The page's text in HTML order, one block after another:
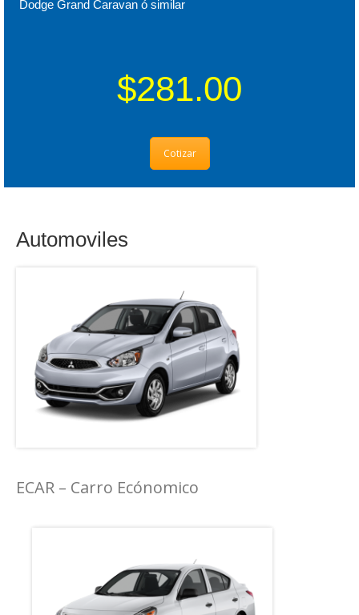
Dodge Grand Caravan ó similar
$281.00
Cotizar
Automoviles
ECAR – Carro Ecónomico